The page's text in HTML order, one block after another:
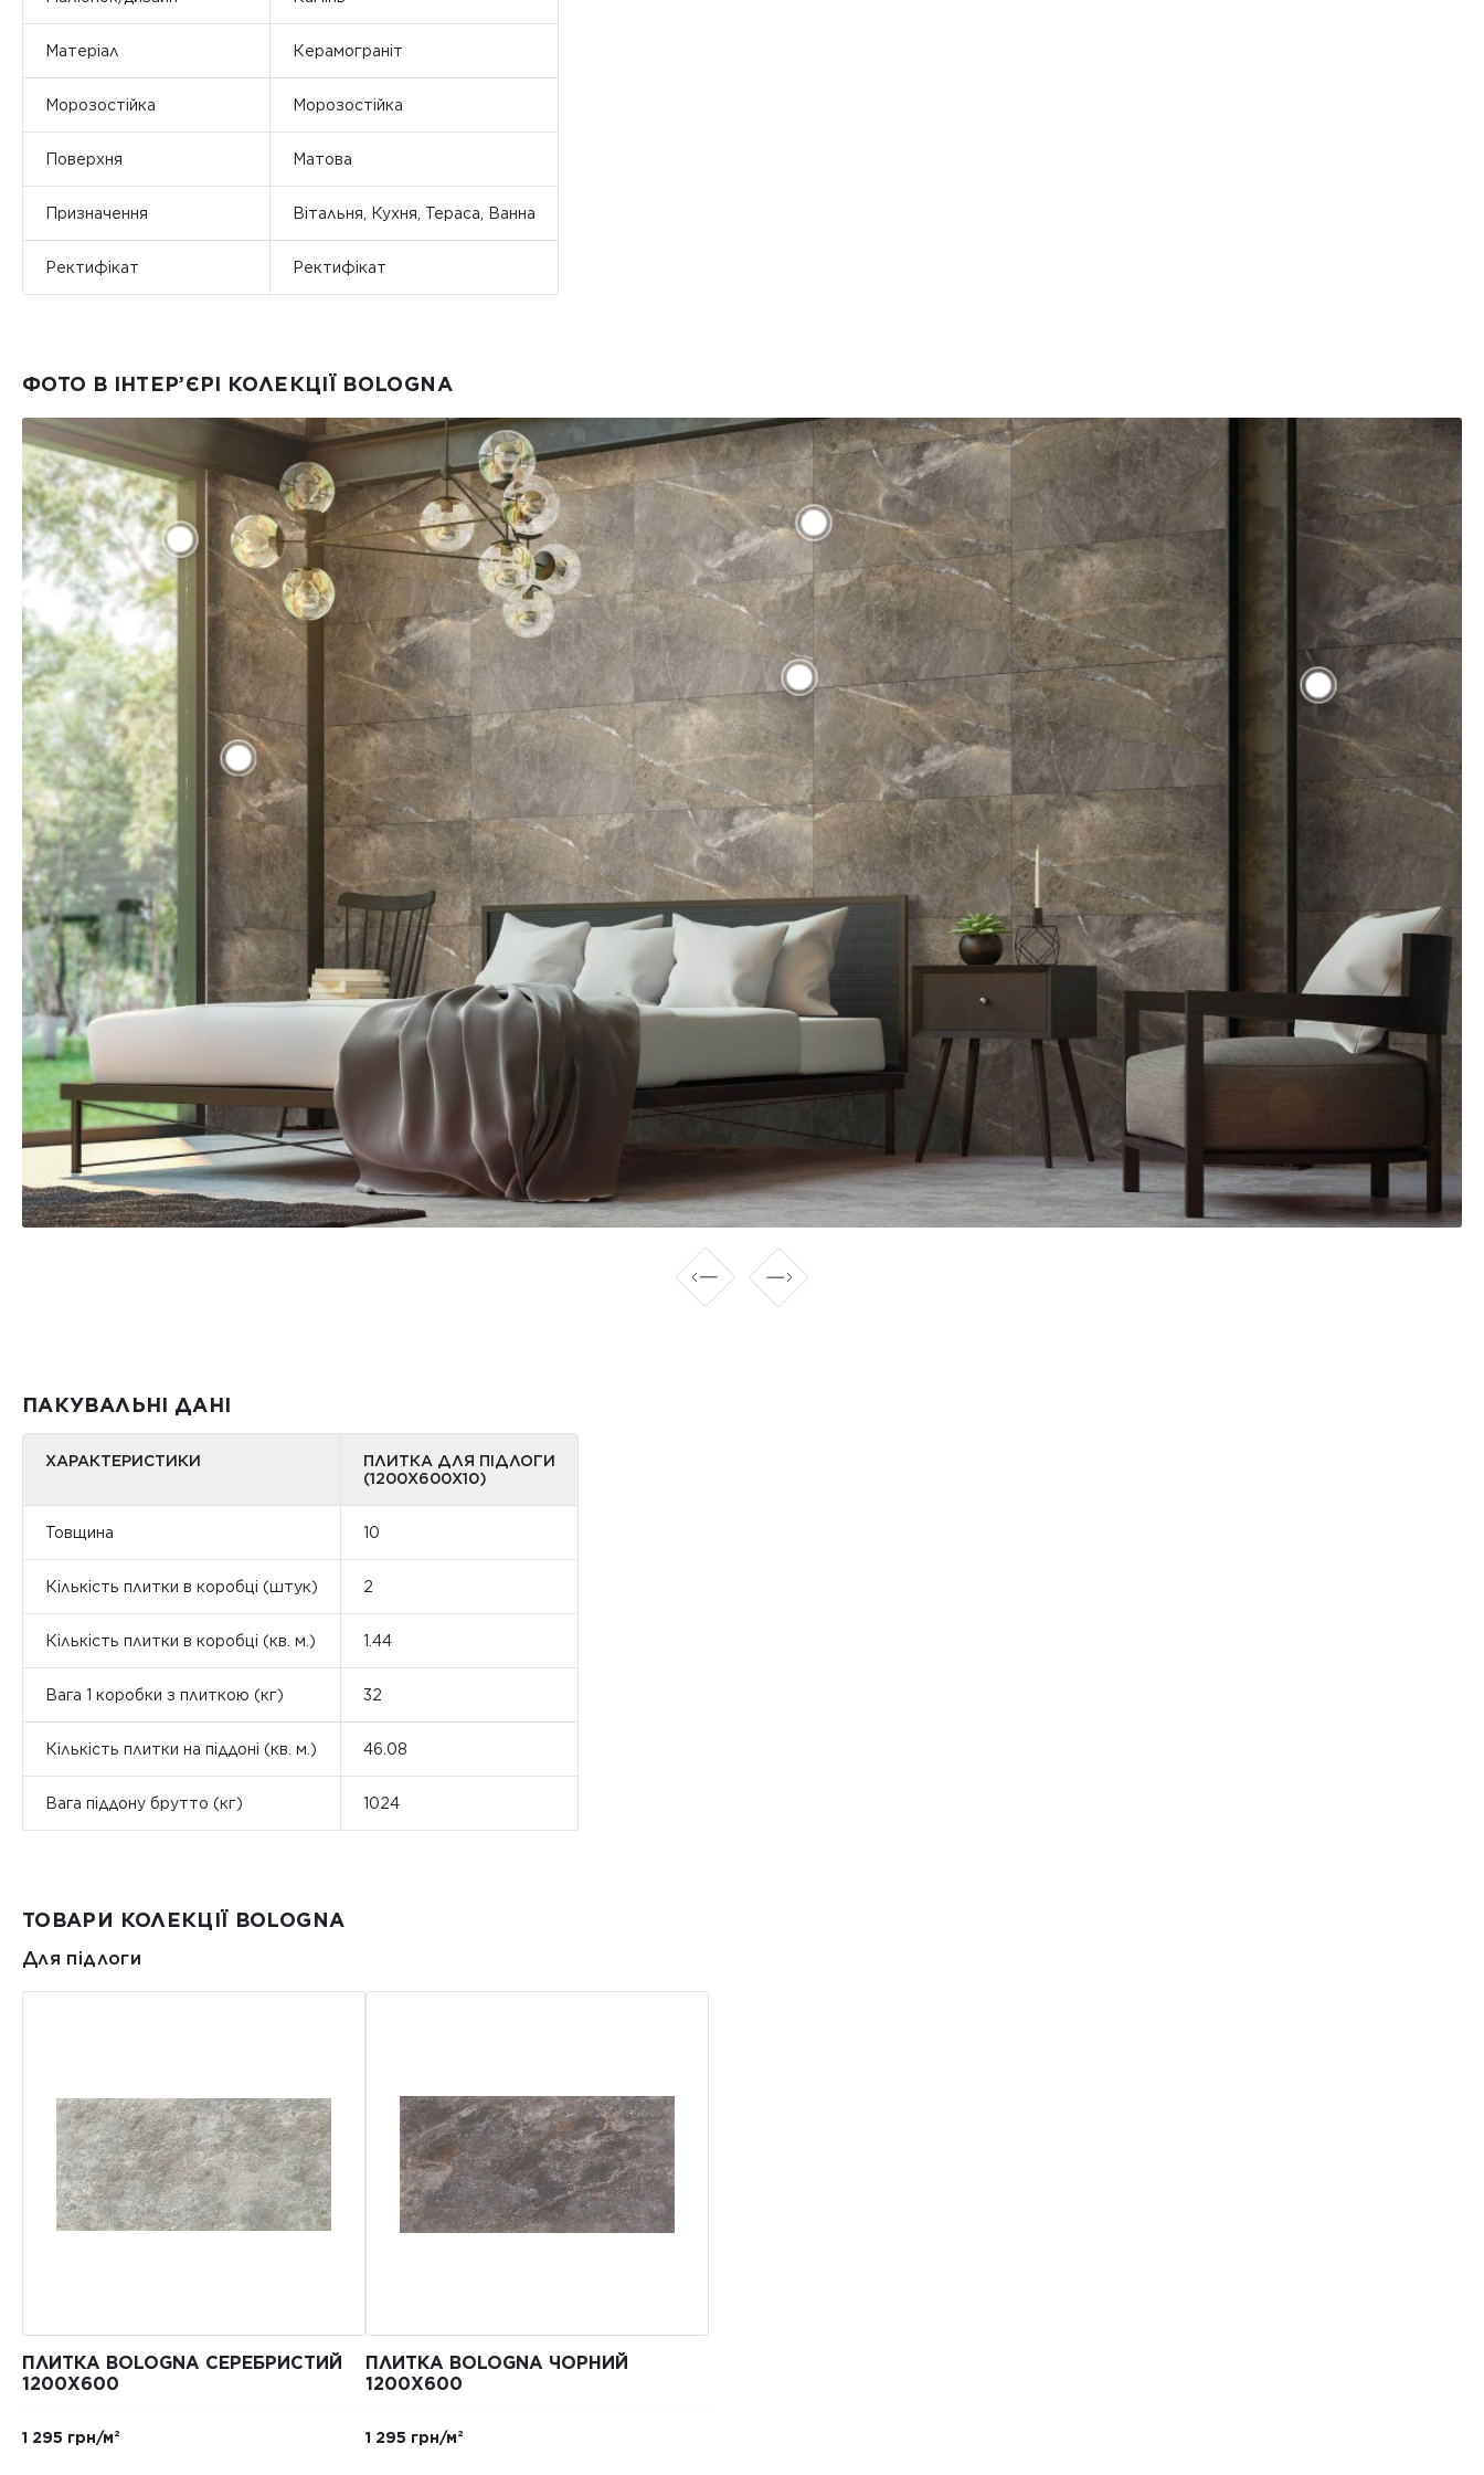
Матеріал Керамограніт
Морозостійка Морозостійка
Поверхня Матова
Призначення Вітальня, Кухня, Тераса, Ванна
Ректифікат Ректифікат
ФОТО В ІНТЕР’ЄРІ КОЛЕКЦІЇ BOLOGNA
ПАКУВАЛЬНІ ДАНІ
ХАРАКТЕРИСТИКИ
ПЛИТКА ДЛЯ ПІДЛОГИ
(1200Х600Х10)
Товщина 10
Кількість плитки в коробці (штук) 2
Кількість плитки в коробці (кв. м.) 1.44
Вага 1 коробки з плиткою (кг) 32
Кількість плитки на піддоні (кв. м.) 46.08
Вага піддону брутто (кг) 1024
ТОВАРИ КОЛЕКЦІЇ BOLOGNA
Для підлоги
ПЛИТКА BOLOGNA СЕРЕБРИСТИЙ
1200X600
1 295 грн/м²
ПЛИТКА BOLOGNA ЧОРНИЙ
1200X600
1 295 грн/м²